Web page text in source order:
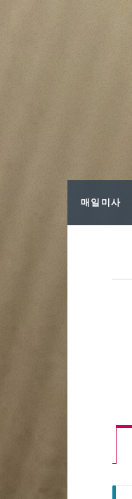
매일미사